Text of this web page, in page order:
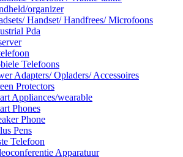
organizer
Handset/ Handfrees/ Microfoons
Pda
Telefoons
Adapters/ Opladers/ Accessoires
Protectors
Appliances/wearable
Phones
Phone
Pens
Telefoon
Apparatuur